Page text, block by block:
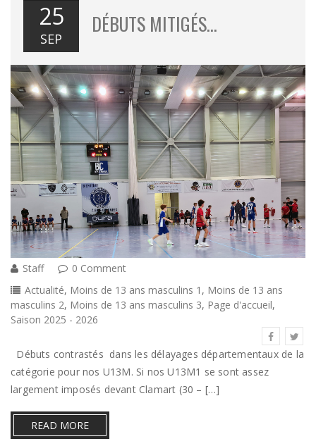
25
SEP
DÉBUTS MITIGÉS…
Staff
0 Comment
Actualité, Moins de 13 ans masculins 1 , Moins de 13 ans
masculins 2, Moins de 13 ans masculins 3, Page d'accueil,
Saison 2025 - 2026
Débuts contrastés dans les délayages départementaux de la
catégorie pour nos U13M. Si nos U13M1 se sont assez
largement imposés devant Clamart (30 – […]
READ MORE